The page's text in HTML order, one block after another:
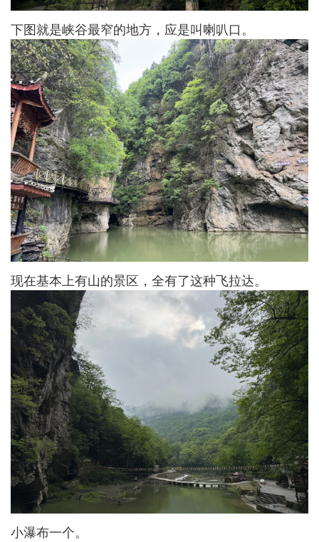
下图就是峡谷最窄的地方，应是叫喇叭口。
现在基本上有山的景区，全有了这种飞拉达。
小瀑布一个。